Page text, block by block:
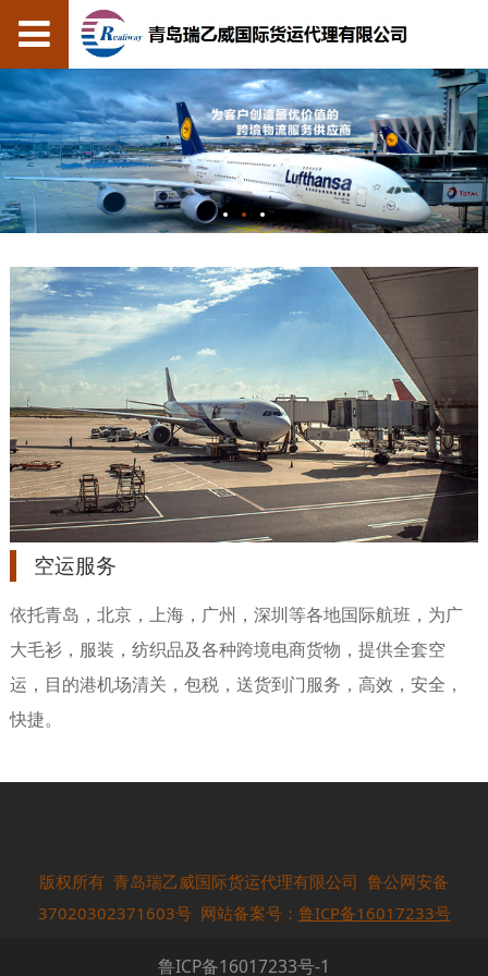
空运服务
依托青岛，北京，上海，广州，深圳等各地国际航班，为广
大毛衫，服装，纺织品及各种跨境电商货物，提供全套空
运，目的港机场清关，包税，送货到门服务，高效，安全，
快捷。
版权所有 青岛瑞乙威国际货运代理有限公司 鲁公网安备
37020302371603号 网站备案号： 鲁ICP备16017233号
鲁ICP备16017233号-1